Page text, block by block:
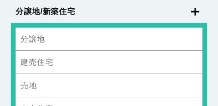
分譲地/新築住宅
分譲地
建売住宅
売地